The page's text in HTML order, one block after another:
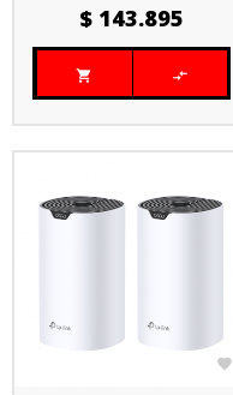
Precio
$ 143.895
 
